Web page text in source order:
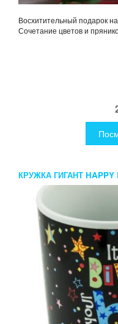
Восхитительный подарок
Сочетание цветов и
КРУЖКА ГИГАНТ HAPPY